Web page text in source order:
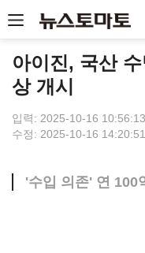
아이진, 국산
상 개시
입력: 2025-10-16 10:56:13
수정: 2025-10-16 14:20:51
'수입 의존' 연 100